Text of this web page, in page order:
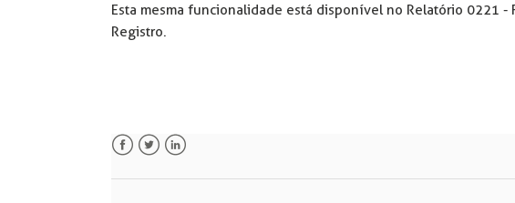
Esta mesma funcionalidade está disponível no Relatório 0221 -
Registro.